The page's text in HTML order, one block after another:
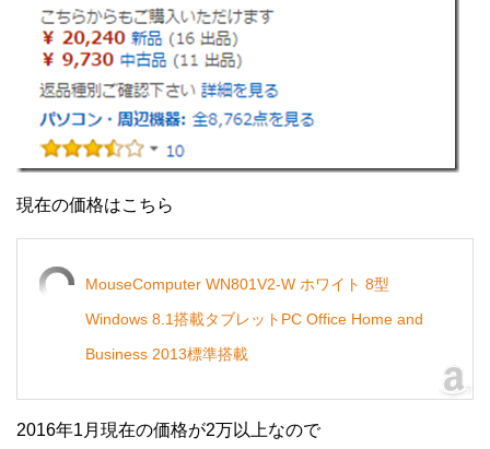
現在の価格はこちら
MouseComputer WN801V2-W ホワイト 8型
Windows 8.1搭載タブレットPC Office Home and
Business 2013標準搭載
2016年1月現在の価格が2万以上なので